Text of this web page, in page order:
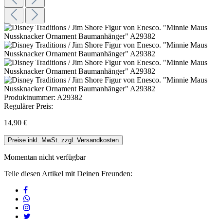
Produktnummer: A29382
Regulärer Preis:
14,90 €
Preise inkl. MwSt. zzgl. Versandkosten
Momentan nicht verfügbar
Teile diesen Artikel mit Deinen Freunden: